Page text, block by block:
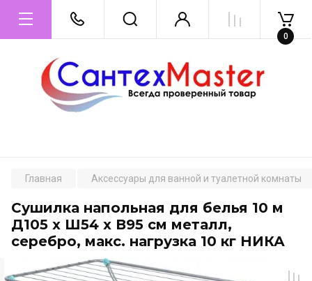
0
Главная Аксессуары для ванной и туалетной комнаты
Сушилка напольная для белья 10 м
Д105 х Ш54 х В95 см металл,
серебро, макс. нагрузка 10 кг НИКА